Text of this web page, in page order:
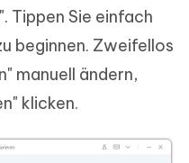
Tippen Sie einfach
beginnen. Zweifellos
manuell ändern,
klicken.